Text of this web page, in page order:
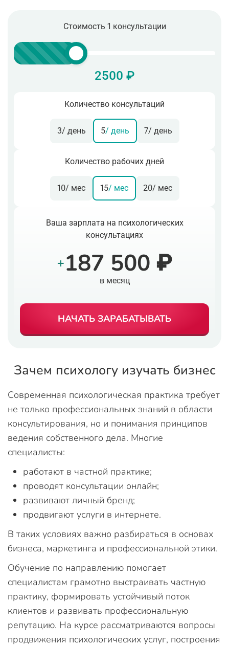
Стоимость 1 консультации
2500 ₽
Количество консультаций
3/ день 5/ день 7/ день
Количество рабочих дней
10/ мес 15/ мес 20/ мес
Ваша зарплата на психологических
консультациях
+187 500 ₽
в месяц
НАЧАТЬ ЗАРАБАТЫВАТЬ
Зачем психологу изучать бизнес
Современная психологическая практика требует
не только профессиональных знаний в области
консультирования, но и понимания принципов
ведения собственного дела. Многие
специалисты:
работают в частной практике;
проводят консультации онлайн;
развивают личный бренд;
продвигают услуги в интернете.
В таких условиях важно разбираться в основах
бизнеса, маркетинга и профессиональной этики.
Обучение по направлению помогает
специалистам грамотно выстраивать частную
практику, формировать устойчивый поток
клиентов и развивать профессиональную
репутацию. На курсе рассматриваются вопросы
продвижения психологических услуг, построения